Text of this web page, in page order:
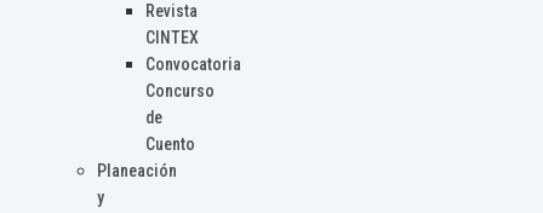
Revista
CINTEX
Convocatoria
Concurso
de
Cuento
Planeación
y